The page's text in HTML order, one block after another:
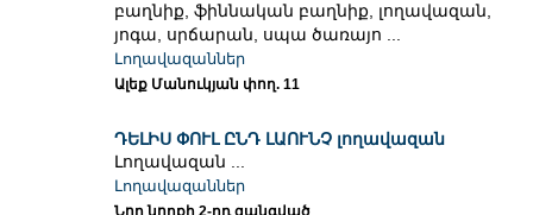
բաղնիք, ֆիննական բաղնիք, լողավազան,
յոգա, սրճարան, սպա ծառայո ...
Լողավազաններ
Ալեք Մանուկյան փող. 11
ԴԵԼԻՍ ՓՈՒԼ ԸՆԴ ԼԱՈՒՆՉ լողավազան
Լողավազան ...
Լողավազաններ
Նոր նորքի 2-րդ զանգված